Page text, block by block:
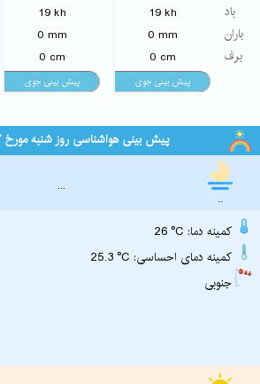
باد
باران
برف
19 kh
0 mm
0 cm
19 kh
0 mm
0 cm
پیش بینی هواشناسی روز شنبه مورخ 1405/5/17
...
..
26 °C :کمینه دما
25.3 °C :کمینه دمای احساسی
جنوبی